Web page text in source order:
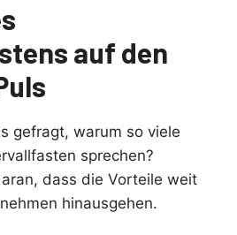
auf den
gefragt, warum so viele
sprechen?
dass die Vorteile weit
hinausgehen.